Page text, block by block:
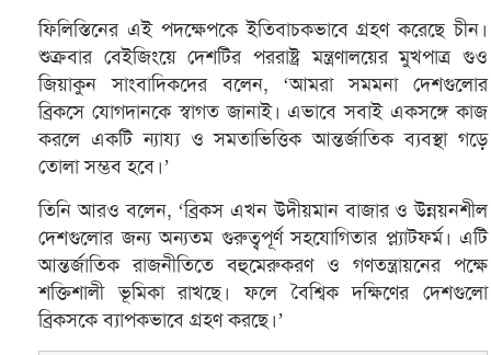
ফিলিস্তিনের এই পদক্ষেপকে ইতিবাচকভাবে গ্রহণ করেছে চীন।
শুক্রবার বেইজিংয়ে দেশটির পররাষ্ট্র মন্ত্রণালয়ের মুখপাত্র গুও
জিয়াকুন সাংবাদিকদের বলেন, ‘আমরা সমমনা দেশগুলোর
ব্রিকসে যোগদানকে স্বাগত জানাই। এভাবে সবাই একসঙ্গে কাজ
করলে একটি ন্যায্য ও সমতাভিত্তিক আন্তর্জাতিক ব্যবস্থা গড়ে
তোলা সম্ভব হবে।’
তিনি আরও বলেন, ‘ব্রিকস এখন উদীয়মান বাজার ও উন্নয়নশীল
দেশগুলোর জন্য অন্যতম গুরুত্বপূর্ণ সহযোগিতার প্ল্যাটফর্ম। এটি
আন্তর্জাতিক রাজনীতিতে বহুমেরুকরণ ও গণতন্ত্রায়নের পক্ষে
শক্তিশালী ভূমিকা রাখছে। ফলে বৈশ্বিক দক্ষিণের দেশগুলো
ব্রিকসকে ব্যাপকভাবে গ্রহণ করছে।’